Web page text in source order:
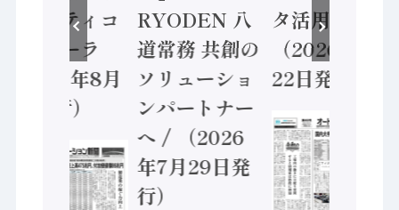
セーフティコ
ントローラ
（2026年8月
5日発行）
RYODEN 八
道常務 共創の
ソリューショ
ンパートナー
へ / （2026
年7月29日発
行）
タ活用 など
（2026年7月
22日発行）